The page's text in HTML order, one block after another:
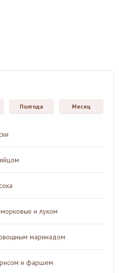
Полгода Месяц
и луком
маринадом
рисом и фаршем